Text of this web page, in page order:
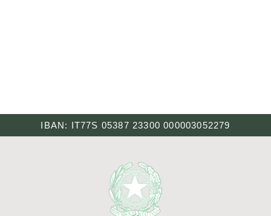
IBAN: IT77S 05387 23300 000003052279